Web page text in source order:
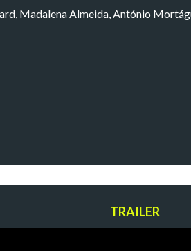
Madalena Almeida, António
TRAILER